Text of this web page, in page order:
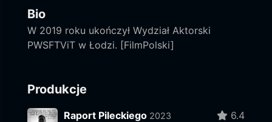
Bio
W 2019 roku ukończył Wydział Aktorski
PWSFTViT w Łodzi. [FilmPolski]
Produkcje
Raport Pileckiego 2023 6.4